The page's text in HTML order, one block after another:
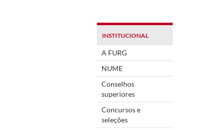
INSTITUCIONAL
A FURG
NUME
Conselhos
superiores
Concursos e
seleções